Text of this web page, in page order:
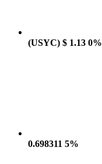
(USYC) $ 1.13 0%
0.698311 5%